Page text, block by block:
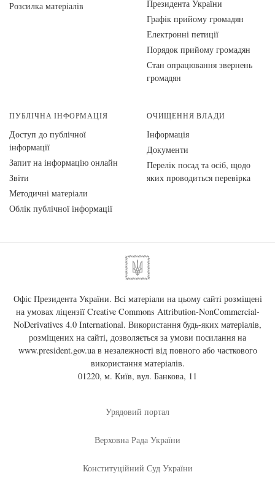
Розсилка матеріалів
Президента України
Графік прийому громадян
Електронні петиції
Порядок прийому громадян
Стан опрацювання звернень
громадян
ПУБЛІЧНА ІНФОРМАЦІЯ
Доступ до публічної
інформації
Запит на інформацію онлайн
Звіти
Методичні матеріали
Облік публічної інформації
ОЧИЩЕННЯ ВЛАДИ
Інформація
Документи
Перелік посад та осіб, щодо
яких проводиться перевірка
Офіс Президента України. Всі матеріали на цьому сайті розміщені
на умовах ліцензії Creative Commons Attribution-NonCommercial-
NoDerivatives 4.0 International. Використання будь-яких матеріалів,
розміщених на сайті, дозволяється за умови посилання на
www.president.gov.uaв незалежності від повного або часткового
використання матеріалів.
01220, м. Київ, вул. Банкова, 11
Урядовий портал
Верховна Рада України
Конституційний Суд України